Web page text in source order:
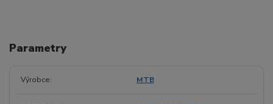
Parametry
Výrobce MTB